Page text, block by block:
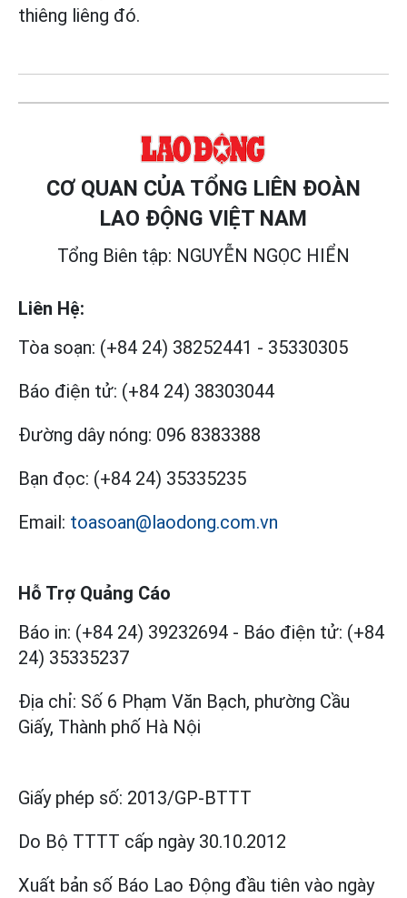
thiêng liêng đó.
CƠ QUAN CỦA TỔNG LIÊN ĐOÀN
LAO ĐỘNG VIỆT NAM
Tổng Biên tập: NGUYỄN NGỌC HIỂN
Liên Hệ:
Tòa soạn: (+84 24) 38252441 - 35330305
Báo điện tử: (+84 24) 38303044
Đường dây nóng: 096 8383388
Bạn đọc: (+84 24) 35335235
Email: toasoan@laodong.com.vn
Hỗ Trợ Quảng Cáo
Báo in: (+84 24) 39232694 - Báo điện tử: (+84
24) 35335237
Địa chỉ: Số 6 Phạm Văn Bạch, phường Cầu
Giấy, Thành phố Hà Nội
Giấy phép số: 2013/GP-BTTT
Do Bộ TTTT cấp ngày 30.10.2012
Xuất bản số Báo Lao Động đầu tiên vào ngày